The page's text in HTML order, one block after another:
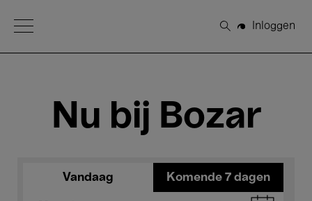
Open Menu
Zoeken
Inloggen
Nu bij Bozar
Vandaag Komende 7 dagen